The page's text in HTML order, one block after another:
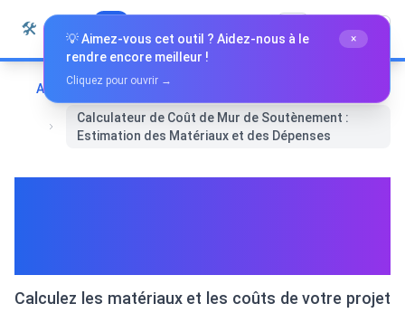
Passer au contenu
🛠️ Français
Accueil
Finance
Calculateur de Coût de Mur de Soutènement :
Estimation des Matériaux et des Dépenses
Calculez les matériaux et les coûts de votre projet
💡 Aimez-vous cet outil ? Aidez-nous à le
rendre encore meilleur !
×
Cliquez pour ouvrir →